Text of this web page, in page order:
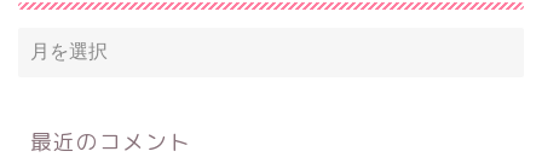
最近のコメント